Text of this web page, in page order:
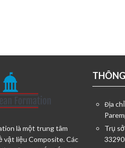
là một trung tâm
vật liệu Composite. Các
Địa
Trụ